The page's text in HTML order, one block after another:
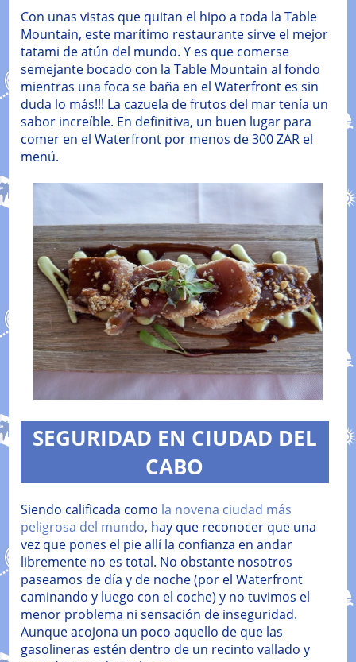
Con unas vistas que quitan el hipo a toda la Table
Mountain, este marítimo restaurante sirve el mejor
tatami de atún del mundo. Y es que comerse
semejante bocado con la Table Mountain al fondo
mientras una foca se baña en el Waterfront es sin
duda lo más!!! La cazuela de frutos del mar tenía un
sabor increíble. En definitiva, un buen lugar para
comer en el Waterfront por menos de 300 ZAR el
menú.
SEGURIDAD EN CIUDAD DEL
CABO
Siendo calificada como la novena ciudad más
peligrosa del mundo, hay que reconocer que una
vez que pones el pie allí la confianza en andar
libremente no es total. No obstante nosotros
paseamos de día y de noche (por el Waterfront
caminando y luego con el coche) y no tuvimos el
menor problema ni sensación de inseguridad.
Aunque acojona un poco aquello de que las
gasolineras estén dentro de un recinto vallado y